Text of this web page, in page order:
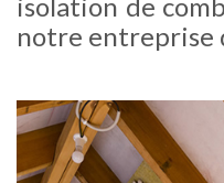
notre entreprise